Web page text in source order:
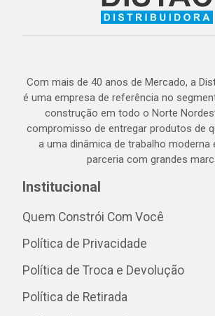
Com mais de 40 anos de Mercado, a
é uma empresa de referência no
construção em todo o Norte
compromisso de entregar produtos de
a uma dinâmica de trabalho moderna
parceria com grandes
Institucional
Quem Constrói Com Você
Política de Privacidade
Política de Troca e Devolução
Política de Retirada